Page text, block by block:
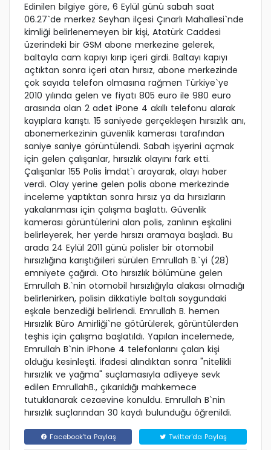
Edinilen bilgiye göre, 6 Eylül günü sabah saat
06.27`de merkez Seyhan ilçesi Çınarlı Mahallesi`nde
kimliği belirlenemeyen bir kişi, Atatürk Caddesi
üzerindeki bir GSM abone merkezine gelerek,
baltayla cam kapıyı kırıp içeri girdi. Baltayı kapıyı
açtıktan sonra içeri atan hırsız, abone merkezinde
çok sayıda telefon olmasına rağmen Türkiye`ye
2010 yılında gelen ve fiyatı 805 euro ile 980 euro
arasında olan 2 adet iPone 4 akıllı telefonu alarak
kayıplara karıştı. 15 saniyede gerçekleşen hırsızlık anı,
abonemerkezinin güvenlik kamerası tarafından
saniye saniye görüntülendi. Sabah işyerini açmak
için gelen çalışanlar, hırsızlık olayını fark etti.
Çalışanlar 155 Polis İmdat`ı arayarak, olayı haber
verdi. Olay yerine gelen polis abone merkezinde
inceleme yaptıktan sonra hırsız ya da hırsızların
yakalanması için çalışma başlattı. Güvenlik
kamerası görüntülerini alan polis, zanlının eşkalini
belirleyerek, her yerde hırsızı aramaya başladı. Bu
arada 24 Eylül 2011 günü polisler bir otomobil
hırsızlığına karıştığıileri sürülen Emrullah B.`yi (28)
emniyete çağırdı. Oto hırsızlık bölümüne gelen
Emrullah B.`nin otomobil hırsızlığıyla alakası olmadığı
belirlenirken, polisin dikkatiyle baltalı soygundaki
eşkale benzediği belirlendi. Emrullah B. hemen
Hırsızlık Büro Amirliği`ne götürülerek, görüntülerden
teşhis için çalışma başlatıldı. Yapılan incelemede,
Emrullah B`nin iPhone 4 telefonlarını çalan kişi
olduğu kesinleşti. İfadesi alındıktan sonra "nitelikli
hırsızlık ve yağma" suçlamasıyla adliyeye sevk
edilen EmrullahB., çıkarıldığı mahkemece
tutuklanarak cezaevine konuldu. Emrullah B`nin
hırsızlık suçlarından 30 kaydı bulunduğu öğrenildi.
Facebook'ta Paylaş Twitter'da Paylaş